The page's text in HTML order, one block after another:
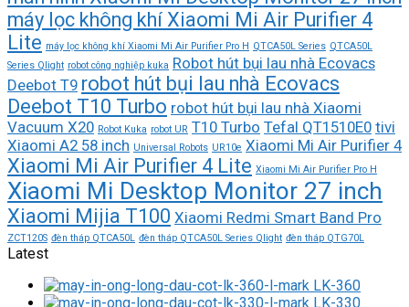
máy lọc không khí Xiaomi Mi Air Purifier 4
Lite máy lọc không khí Xiaomi Mi Air Purifier Pro H QTCA50L Series QTCA50L
Series Qlight robot công nghiệp kuka Robot hút bụi lau nhà Ecovacs
Deebot T9 robot hút bụi lau nhà Ecovacs
Deebot T10 Turbo robot hút bụi lau nhà Xiaomi
Vacuum X20 Robot Kuka robot UR T10 Turbo Tefal QT1510E0 tivi
Xiaomi A2 58 inch Universal Robots UR10e Xiaomi Mi Air Purifier 4
Xiaomi Mi Air Purifier 4 Lite Xiaomi Mi Air Purifier Pro H
Xiaomi Mi Desktop Monitor 27 inch
Xiaomi Mijia T100 Xiaomi Redmi Smart Band Pro
ZCT120S đèn tháp QTCA50L đèn tháp QTCA50L Series Qlight đèn tháp QTG70L
Latest
LK-360
LK-330